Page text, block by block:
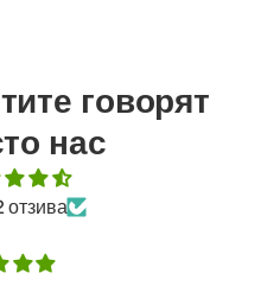
говорят
нас
отзива